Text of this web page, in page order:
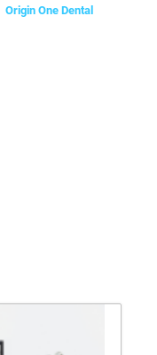
Origin One Dental